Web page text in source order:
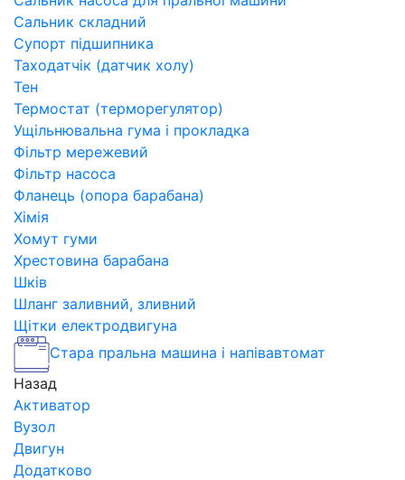
Сальник складний
Супорт підшипника
Таходатчік (датчик холу)
Тен
Термостат (терморегулятор)
Ущільнювальна гума і прокладка
Фільтр мережевий
Фільтр насоса
Фланець (опора барабана)
Хімія
Хомут гуми
Хрестовина барабана
Шків
Шланг заливний, зливний
Щітки електродвигуна
Стара пральна машина і напівавтомат
Назад
Активатор
Вузол
Двигун
Додатково